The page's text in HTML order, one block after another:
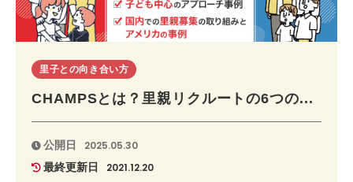
里子との向き合い方
CHAMPSとは？里親リクルートの6つの...
公開日 2025.05.30
最終更新日 2021.12.20